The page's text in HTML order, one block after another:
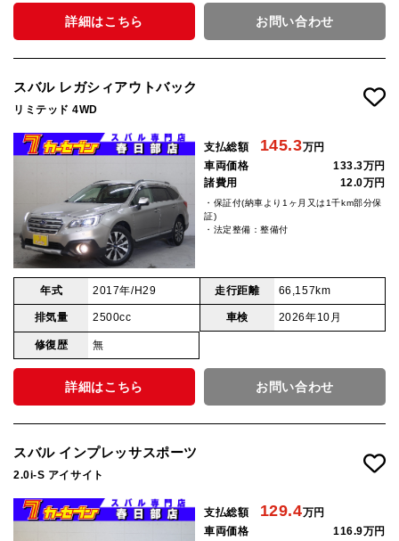
詳細はこちら お問い合わせ
スバル レガシィアウトバック
リミテッド 4WD
支払総額 145.3万円
車両価格
133.3万円
諸費用
12.0万円
・保証付(納車より1ヶ月又は1千km部分保
証)
・法定整備：整備付
年式 2017年/H29 走行距離 66,157km
排気量 2500cc 車検 2026年10月
修復歴 無
詳細はこちら お問い合わせ
スバル インプレッサスポーツ
2.0i-S アイサイト
支払総額 129.4万円
車両価格
116.9万円